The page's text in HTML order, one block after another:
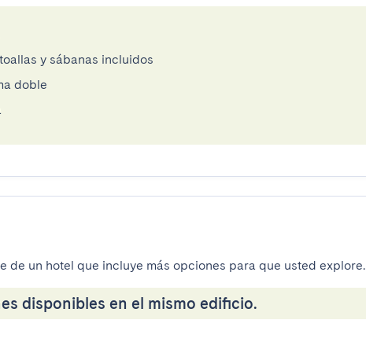
y sábanas incluidos
doble
de un hotel que incluye más opciones para que usted explore.
disponibles en el mismo edificio.